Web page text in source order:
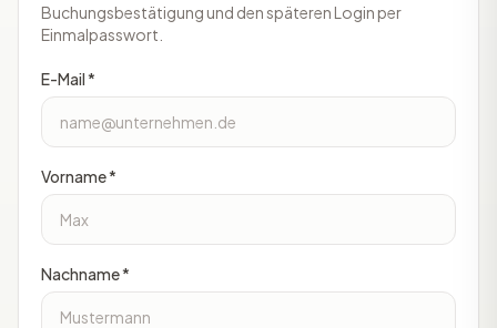
Buchungsbestätigung und den späteren Login per
Einmalpasswort.
E-Mail *
Vorname *
Nachname *